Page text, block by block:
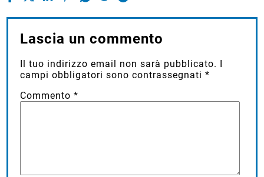
Lascia un commento
Il tuo indirizzo email non sarà pubblicato.
campi obbligatori sono contrassegnati*
Commento*